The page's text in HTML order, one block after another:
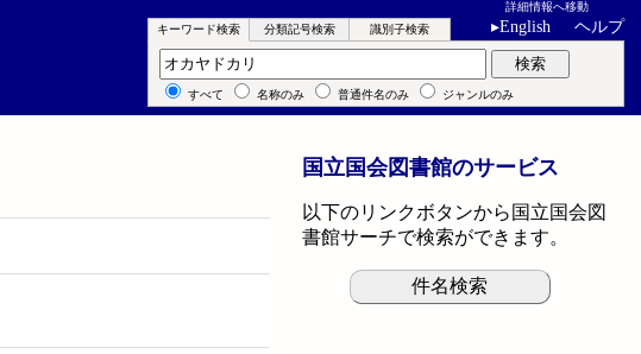
詳細情報へ移動
▸English ヘルプ
キーワード検索 分類記号検索 識別子検索
キーワード検索 検索
すべて 名称のみ 普通件名のみ ジャンルのみ
国立国会図書館のサービス
以下のリンクボタンから国立国会図
書館サーチで検索ができます。
件名検索